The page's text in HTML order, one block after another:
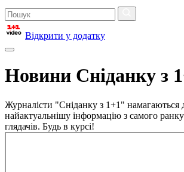
Відкрити у додатку
Новини Сніданку з
Журналісти "Сніданку з 1+1" намагаються
найактуальнішу інформацію з самого
глядачів. Будь в курсі!